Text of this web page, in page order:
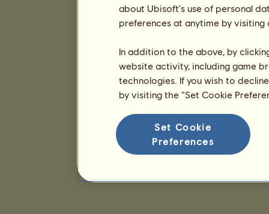
about Ubisoft's use of personal
preferences at anytime by
In addition to the above, by
website activity, including game
technologies. If you wish to
by visiting the “Set Cookie
Set Cookie
Preferences